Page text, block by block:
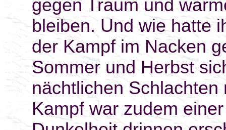
gegen Traum und
bleiben. Und wie hatte
der Kampf im Nacken
Sommer und Herbst
nächtlichen
Kampf war zudem